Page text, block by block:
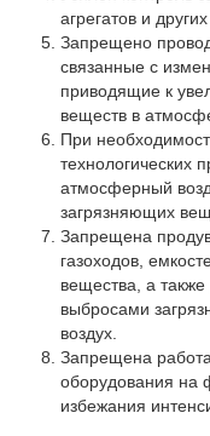
Корзина
Избранное
агрегатов и
Запрещено
связанные с
приводящие к
веществ в
При
технологических
атмосферный
загрязняющих
Запрещена
газоходов,
вещества, а
выбросами
воздух.
Запрещена работа
оборудования на
избежания